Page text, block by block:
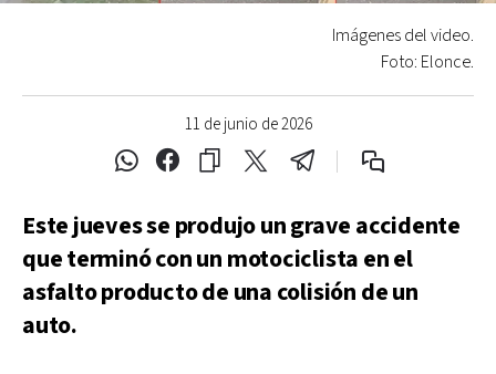
11 de junio de 2026
Imágenes del video.
Foto: Elonce.
Este jueves se produjo un grave accidente
que terminó con un motociclista en el
asfalto producto de una colisión de un
auto.